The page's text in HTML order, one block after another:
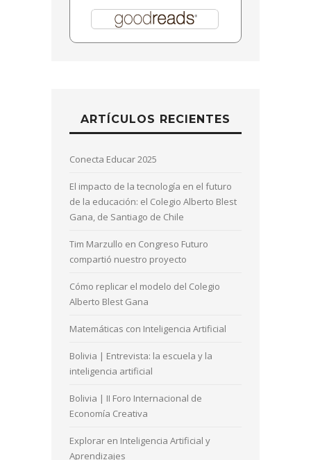
ARTÍCULOS RECIENTES
Conecta Educar 2025
El impacto de la tecnología en el futuro
de la educación: el Colegio Alberto Blest
Gana, de Santiago de Chile
Tim Marzullo en Congreso Futuro
compartió nuestro proyecto
Cómo replicar el modelo del Colegio
Alberto Blest Gana
Matemáticas con Inteligencia Artificial
Bolivia | Entrevista: la escuela y la
inteligencia artificial
Bolivia | II Foro Internacional de
Economía Creativa
Explorar en Inteligencia Artificial y
Aprendizajes